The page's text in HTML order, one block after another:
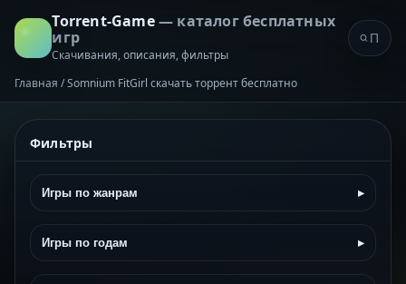
Torrent-Game— каталог бесплатных
игр
Скачивания, описания, фильтры
Главная /Somnium FitGirl скачать торрент бесплатно
Фильтры
Игры по жанрам ▸
Игры по годам ▸